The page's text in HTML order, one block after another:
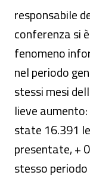
responsabile
conferenza si
fenomeno
nel periodo
stessi mesi
lieve
state 16.391
presentate, +
stesso